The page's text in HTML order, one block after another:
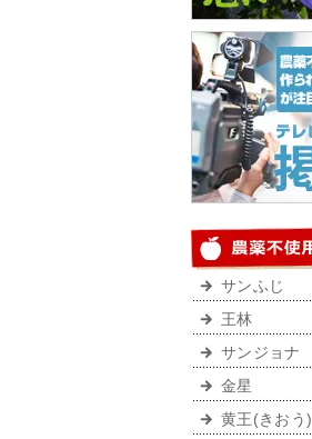
サンふじ
王林
サンジョナ
金星
黄王(きおう)